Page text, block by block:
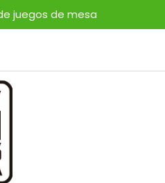
juegos de mesa